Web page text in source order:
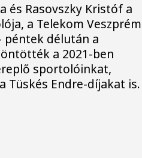
és Rasovszky Kristóf a
a Telekom Veszprém
péntek délután a
a 2021-ben
sportolóinkat,
Tüskés Endre-díjakat is.